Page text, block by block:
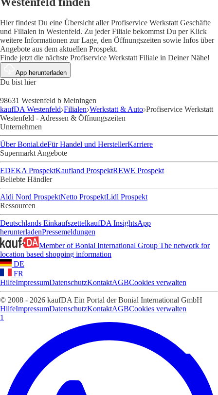
Hier findest Du eine Übersicht aller Profiservice Werkstatt Geschäfte
und Filialen in Westenfeld. Zu jeder Filiale bekommst Du per Klick
weitere Informationen zur Lage, den Öffnungszeiten sowie Infos über
Angebote aus dem aktuellen Prospekt.
Finde jetzt die nächste Profiservice Werkstatt Filiale in Deiner Nähe!
App herunterladen
Du bist hier
98631 Westenfeld b Meiningen
kaufDA Westenfeld Filialen Werkstatt & Auto Profiservice Werkstatt
Westenfeld - Adressen & Öffnungszeiten
Unternehmen
Über Bonial.deFür Handel und HerstellerKarriere
Supermarkt Angebote
EDEKA ProspektKaufland ProspektREWE Prospekt
Beliebte Händler
Aldi Nord ProspektNetto ProspektLidl Prospekt
Ressourcen
Deutschlands EinkaufszettelkaufDA InsightsApp
herunterladenPressemeldungen
Member of Bonial International Group The network for
location based shopping information
DE
FR
HilfeImpressumDatenschutzKontaktAGBCookies verwalten
© 2008 - 2026 kaufDA Ein Portal der Bonial International GmbH
HilfeImpressumDatenschutzKontaktAGBCookies verwalten
1